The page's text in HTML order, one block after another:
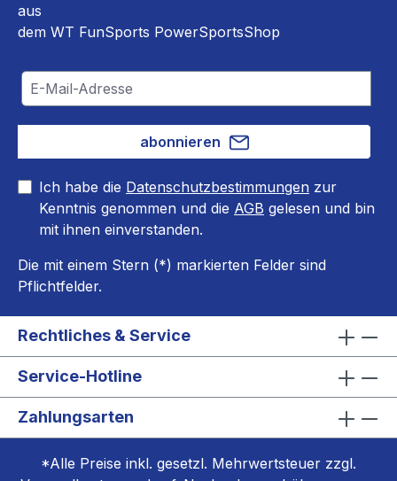
aus
dem WT FunSports PowerSportsShop
abonnieren
Ich habe die Datenschutzbestimmungen zur
Kenntnis genommen und die AGB gelesen und bin
mit ihnen einverstanden.
Die mit einem Stern (*) markierten Felder sind
Pflichtfelder.
Rechtliches & Service
Service-Hotline
Zahlungsarten
*Alle Preise inkl. gesetzl. Mehrwertsteuer zzgl.